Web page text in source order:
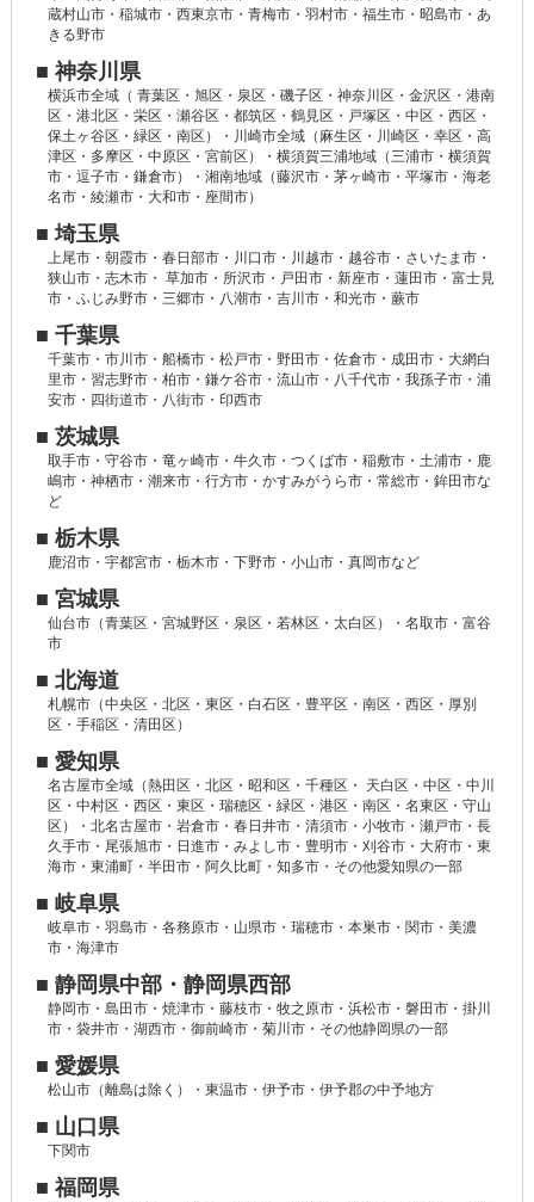
蔵村山市・稲城市・西東京市・青梅市・羽村市・福生市・昭島市・あ
きる野市
■ 神奈川県
横浜市全域（ 青葉区・旭区・泉区・磯子区・神奈川区・金沢区・港南
区・港北区・栄区・瀬谷区・都筑区・鶴見区・戸塚区・中区・西区・
保土ヶ谷区・緑区・南区）・川崎市全域（麻生区・川崎区・幸区・高
津区・多摩区・中原区・宮前区）・横須賀三浦地域（三浦市・横須賀
市・逗子市・鎌倉市）・湘南地域（藤沢市・茅ヶ崎市・平塚市・海老
名市・綾瀬市・大和市・座間市）
■ 埼玉県
上尾市・朝霞市・春日部市・川口市・川越市・越谷市・さいたま市・
狭山市・志木市・ 草加市・所沢市・戸田市・新座市・蓮田市・富士見
市・ふじみ野市・三郷市・八潮市・吉川市・和光市・蕨市
■ 千葉県
千葉市・市川市・船橋市・松戸市・野田市・佐倉市・成田市・大網白
里市・習志野市・柏市・鎌ケ谷市・流山市・八千代市・我孫子市・浦
安市・四街道市・八街市・印西市
■ 茨城県
取手市・守谷市・竜ヶ崎市・牛久市・つくば市・稲敷市・土浦市・鹿
嶋市・神栖市・潮来市・行方市・かすみがうら市・常総市・鉾田市な
ど
■ 栃木県
鹿沼市・宇都宮市・栃木市・下野市・小山市・真岡市など
■ 宮城県
仙台市（青葉区・宮城野区・泉区・若林区・太白区）・名取市・富谷
市
■ 北海道
札幌市（中央区・北区・東区・白石区・豊平区・南区・西区・厚別
区・手稲区・清田区）
■ 愛知県
名古屋市全域（熱田区・北区・昭和区・千種区・ 天白区・中区・中川
区・中村区・西区・東区・瑞穂区・緑区・港区・南区・名東区・守山
区）・北名古屋市・岩倉市・春日井市・清須市・小牧市・瀬戸市・長
久手市・尾張旭市・日進市・みよし市・豊明市・刈谷市・大府市・東
海市・東浦町・半田市・阿久比町・知多市・その他愛知県の一部
■ 岐阜県
岐阜市・羽島市・各務原市・山県市・瑞穂市・本巣市・関市・美濃
市・海津市
■ 静岡県中部・静岡県西部
静岡市・島田市・焼津市・藤枝市・牧之原市・浜松市・磐田市・掛川
市・袋井市・湖西市・御前崎市・菊川市・その他静岡県の一部
■ 愛媛県
松山市（離島は除く）・東温市・伊予市・伊予郡の中予地方
■ 山口県
下関市
■ 福岡県